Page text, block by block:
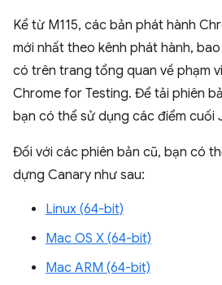
Kể từ M115, các bản phát hành
mới nhất theo kênh phát hành,
có trên trang tổng quan về phạm
Chrome for Testing. Để tải phiên
bạn có thể sử dụng các điểm cuối
Đối với các phiên bản cũ, bạn có
dựng Canary như sau:
Linux (64-bit)
Mac OS X (64-bit)
Mac ARM (64-bit)